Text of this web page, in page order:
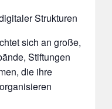
Strukturen
sich an große,
Stiftungen
die ihre